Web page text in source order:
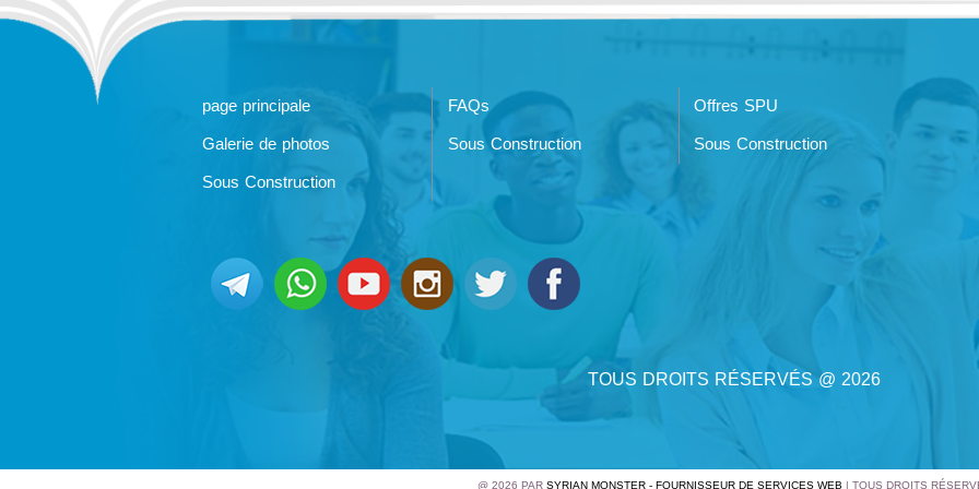
page principale FAQs
Offres SPU
Galerie de photos
Sous Construction
Sous Construction
Sous Construction
TOUS DROITS RÉSERVÉS @ 2026